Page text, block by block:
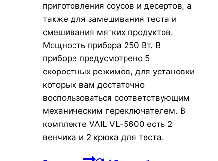
приготовления соусов и десертов, а
также для замешивания теста и
смешивания мягких продуктов.
Мощность прибора 250 Вт. В
приборе предусмотрено 5
скоростных режимов, для установки
которых вам достаточно
воспользоваться соответствующим
механическим переключателем. В
комплекте VAIL VL-5600 есть 2
венчика и 2 крюка для теста.